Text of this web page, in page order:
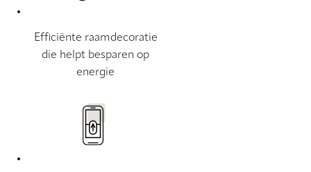
Efficiënte raamdecoratie
die helpt besparen op
energie